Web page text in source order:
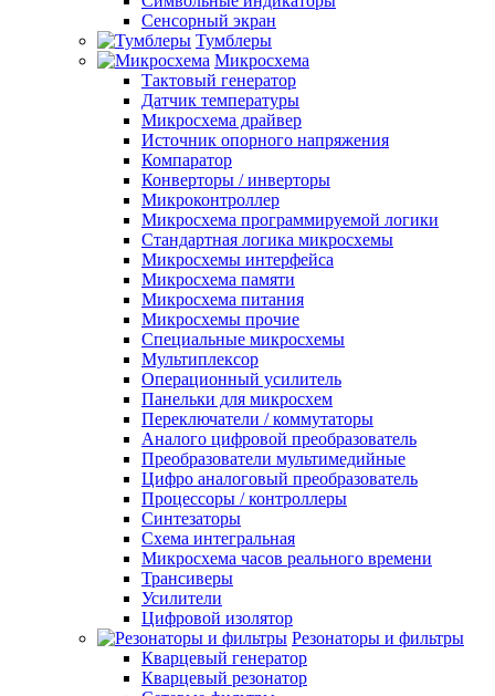
Сенсорный экран
Тумблеры
Микросхема
Тактовый генератор
Датчик температуры
Микросхема драйвер
Источник опорного напряжения
Компаратор
Конверторы / инверторы
Микроконтроллер
Микросхема программируемой логики
Стандартная логика микросхемы
Микросхемы интерфейса
Микросхема памяти
Микросхема питания
Микросхемы прочие
Специальные микросхемы
Мультиплексор
Операционный усилитель
Панельки для микросхем
Переключатели / коммутаторы
Аналого цифровой преобразователь
Преобразователи мультимедийные
Цифро аналоговый преобразователь
Процессоры / контроллеры
Синтезаторы
Схема интегральная
Микросхема часов реального времени
Трансиверы
Усилители
Цифровой изолятор
Резонаторы и фильтры
Кварцевый генератор
Кварцевый резонатор